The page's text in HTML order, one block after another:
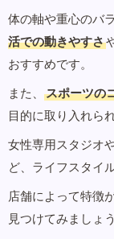
体の軸や重心のバ
活での動きやすさ
おすすめです。
また、
スポーツの
目的に取り入れら
女性専用スタジオ
ど、ライフスタイ
店舗によって特徴
見つけてみましょう